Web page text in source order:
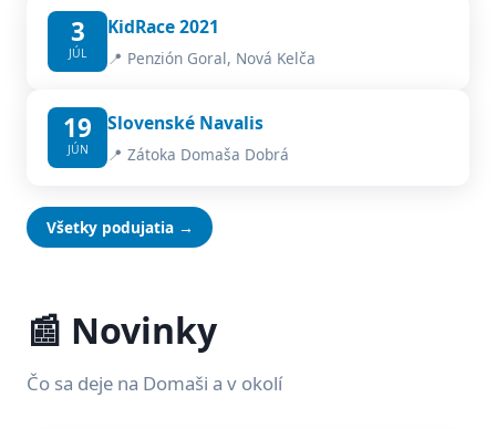
3
JÚL
KidRace 2021
📍 Penzión Goral, Nová Kelča
19
JÚN
Slovenské Navalis
📍 Zátoka Domaša Dobrá
Všetky podujatia →
📰 Novinky
Čo sa deje na Domaši a v okolí